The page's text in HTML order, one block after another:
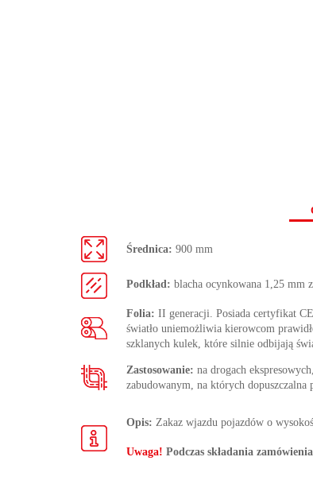
Średnica: 900 mm
Podkład: blacha ocynkowana 1,25 mm
Folia: II generacji. Posiada certyfikat
światło uniemożliwia kierowcom
szklanych kulek, które silnie odbijają
Zastosowanie: na drogach
zabudowanym, na których
Opis: Zakaz wjazdu pojazdów o
Uwaga! Podczas składania